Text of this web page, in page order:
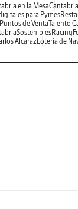
en la Mesa
para Pymes
Puntos de VentaTalento
SosteniblesRacing
AlcarazLotería de